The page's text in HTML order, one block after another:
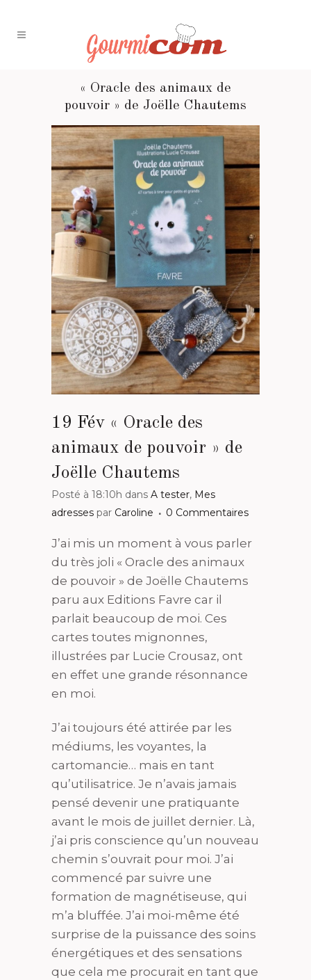
« Oracle des animaux de
pouvoir » de Joëlle Chautems
19 Fév « Oracle des
animaux de pouvoir » de
Joëlle Chautems
Posté à 18:10h dans A tester, Mes
adresses par Caroline 0 Commentaires
J’ai mis un moment à vous parler
du très joli « Oracle des animaux
de pouvoir » de Joëlle Chautems
paru aux Editions Favre car il
parlait beaucoup de moi. Ces
cartes toutes mignonnes,
illustrées par Lucie Crousaz, ont
en effet une grande résonnance
en moi.
J’ai toujours été attirée par les
médiums, les voyantes, la
cartomancie… mais en tant
qu’utilisatrice. Je n’avais jamais
pensé devenir une pratiquante
avant le mois de juillet dernier. Là,
j’ai pris conscience qu’un nouveau
chemin s’ouvrait pour moi. J’ai
commencé par suivre une
formation de magnétiseuse, qui
m’a bluffée. J’ai moi-même été
surprise de la puissance des soins
énergétiques et des sensations
que cela me procurait en tant que